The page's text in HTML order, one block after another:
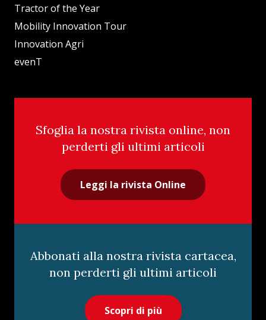
Tractor of the Year
Mobility Innovation Tour
Innovation Agri
evenT
Sfoglia la nostra rivista online, non
perderti gli ultimi articoli
Leggi la rivista Online
Abbonati alla nostra rivista cartacea,
non perderti gli ultimi articoli
Scopri di più